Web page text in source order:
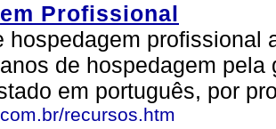
Profissional
hospedagem profissional
de hospedagem
em português, por
recursos.htm